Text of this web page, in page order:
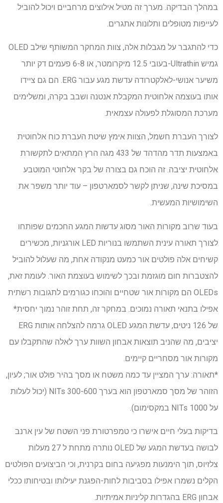
במהלך הבדיקה. מערך זה מטיל אילוצים מרחביים ויכול להוביל
לעייפות מטופלים ותלונות אתגרים.
כדי להתגבר על מגבלות אלה, צוות המחקר המשותף שילב OLED
גמיש Ultrathin-בעובי 12.5 מיקרומטר, או 6-8 פעמים דק יותר
משיער אנושי-לאלקטרודה עדשת מגע עבור ERG. הם גם ציידו
אותו בעוצמה אלחוטית המקבלת אנטנה ושבב בקרה, ומשלימים
מערכת המסוגלת לפעולה עצמאית.
לצורך העברת חשמל, הצוות אימץ שיטת העברת כוח אלחוטית
באמצעות תדר מהדהד של 433 מגה הרץ המתאים לתקשורת
אלחוטית יציבה. זה הוכח גם בצורה של בקר אלחוטי המוטבע
במסיכת שינה, שניתן לקשר לסמארטפון – עוד יותר משפר את
השימושיות המעשית.
בעוד שרוב מקורות האור מסוג עדשות המגע החכמים שפותחו
לצורך תאורה עינית השתמשו בנוריות LED אורגניות, מכשירים
קשיחים אלה פולטים אור כמעט מנקודה אחת, מה שעלול להוביל
להצטברות חום מוגזמת ובכך לשימוש בעוצמת האור. לעומת זאת,
OLEDs הם מקורות אור שטחיים והוכחו כגורמים לתגובות רשתית
אפילו בתנאי תאורה נמוכים. במחקר זה, תחת זוהר נמוך יחסית*
של 126 ניטים, עדשת המגע OLED גרמה להצלחה אותות ERG
יציבים, מה שהניב תוצאות אבחון השוות ערך לאלה שהתקבלו עם
מקורות אור מסחריים קיימים.
*תאורה: ערך המציין עד כמה משטח או מסך בהיר פולט אור; לעיון,
הזוהר של מסך סמארטפון הוא בערך 300-600 NITs (יכול לעלות
על 1000 NITs במקסימום).
בדיקות בעלי חיים אישרו כי טמפרטורת פני השטח של עין ארנב
לבושה בעדשת המגע של OLED נותרה מתחת ל 27 מעלות
צלזיוס, תוך הימנעות מפגיעה בחום בקרנית, וכי הביצועים הפולטים
הקלים נשמרו אפילו בסביבות לחות-הפגנת יעילותו ובטיחותו ככלי
אבחון ERG בהגדרות קליניות אמיתיות.